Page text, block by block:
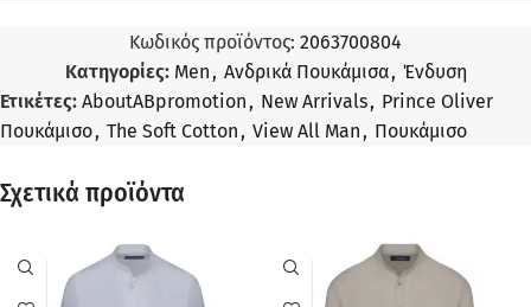
Κωδικός προϊόντος: 2063700804
Κατηγορίες: Men, Ανδρικά Πουκάμισα, Ένδυση
Ετικέτες: AboutABpromotion, New Arrivals, Prince Oliver
Πουκάμισο, The Soft Cotton, View All Man, Πουκάμισο
Σχετικά προϊόντα
ΠΡΟΣΦΟΡΆ ΠΡΟΣΦΟΡΆ